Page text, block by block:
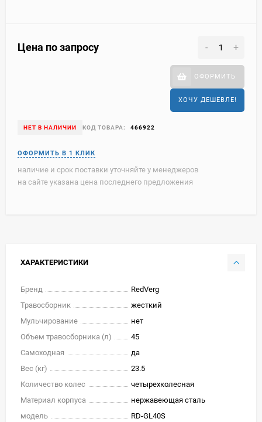
Цена по запросу - +
ОФОРМИТЬ
ХОЧУ ДЕШЕВЛЕ!
НЕТ В НАЛИЧИИ КОД ТОВАРА: 466922
наличие и срок поставки уточняйте у менеджеров
на сайте указана цена последнего предложения
ХАРАКТЕРИСТИКИ
Бренд
RedVerg
Травосборник
жесткий
Мульчирование
нет
Объем травосборника (л)
45
Самоходная
да
Вес (кг)
23.5
Количество колес
четырехколесная
Материал корпуса
нержавеющая сталь
модель
RD-GL40S